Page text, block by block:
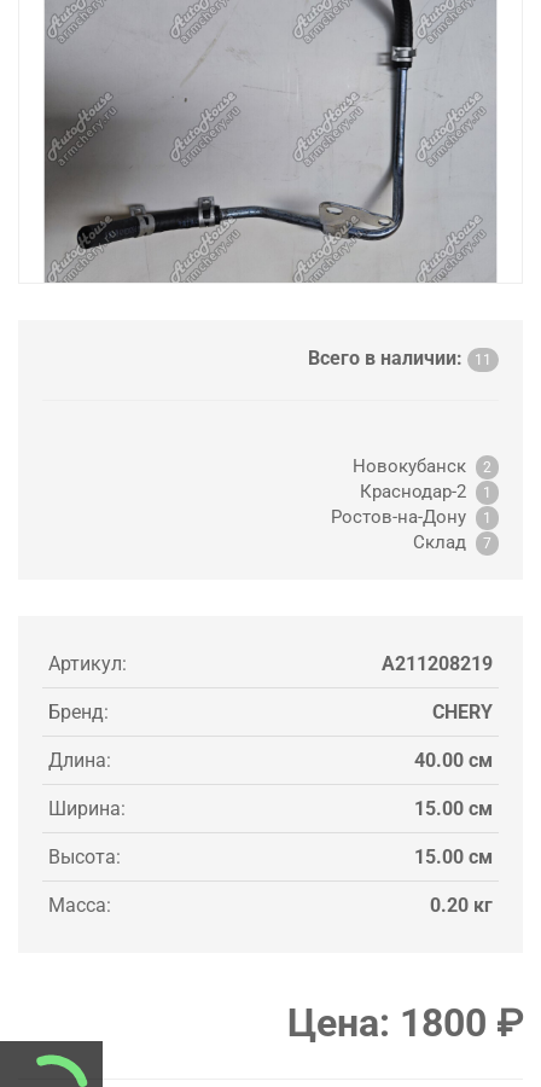
Всего в наличии: 11
Новокубанск 2
Краснодар-2 1
Ростов-на-Дону 1
Склад 7
Артикул: A211208219
Бренд: CHERY
Длина: 40.00 см
Ширина: 15.00 см
Высота: 15.00 см
Масса: 0.20 кг
Цена: 1800 ₽